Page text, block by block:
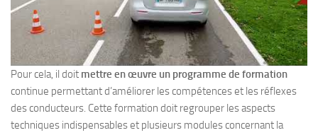
Pour cela, il doit mettre en œuvre un programme de formation
continue permettant d’améliorer les compétences et les réflexes
des conducteurs. Cette formation doit regrouper les aspects
techniques indispensables et plusieurs modules concernant la